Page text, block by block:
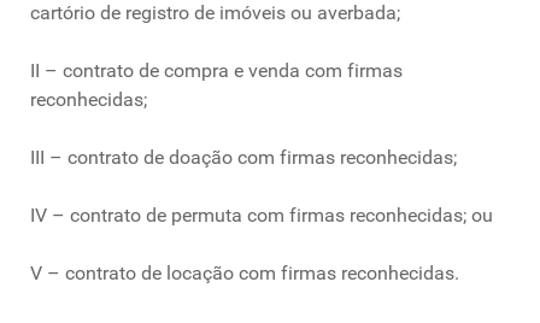
cartório de registro de imóveis ou averbada;
II – contrato de compra e venda com firmas
reconhecidas;
III – contrato de doação com firmas reconhecidas;
IV – contrato de permuta com firmas reconhecidas; ou
V – contrato de locação com firmas reconhecidas.